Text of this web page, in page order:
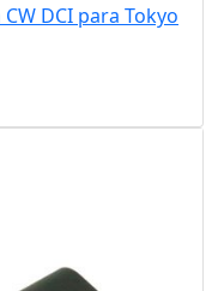
DCI para Tokyo